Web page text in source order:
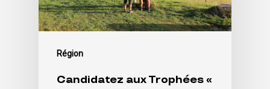
Région
Candidatez aux Trophées «